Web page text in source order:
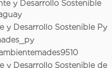
y Desarrollo Sostenible
y Desarrollo Sostenible Py
y Desarrollo Sostenible de